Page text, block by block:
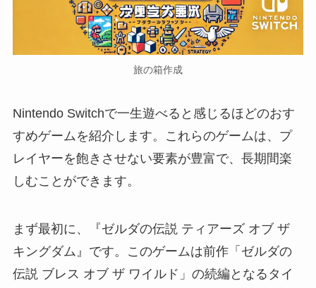
旅の箱作成
Nintendo Switchで一生遊べると感じるほどのおす
すめゲームを紹介します。これらのゲームは、プ
レイヤーを飽きさせない要素が豊富で、長期間楽
しむことができます。
まず最初に、『ゼルダの伝説 ティアーズ オブ ザ
キングダム』です。このゲームは前作「ゼルダの
伝説 ブレス オブ ザ ワイルド」の続編となるタイ